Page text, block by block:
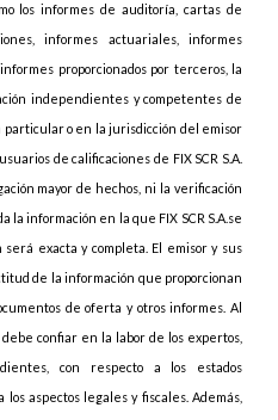
los informes de auditoría, cartas de
informes actuariales, informes
proporcionados por terceros, la
independientes y competentes de
o en la jurisdicción del emisor
de calificaciones de FIX SCR S.A.
mayor de hechos, ni la verificación
información en la que FIX SCR S.A.se
exacta y completa. El emisor y sus
de la información que proporcionan
de oferta y otros informes. Al
debe confiar en la labor de los expertos,
con respecto a los estados
aspectos legales y fiscales. Además,